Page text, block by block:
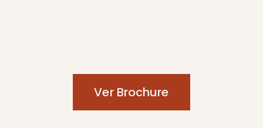
Ver Brochure